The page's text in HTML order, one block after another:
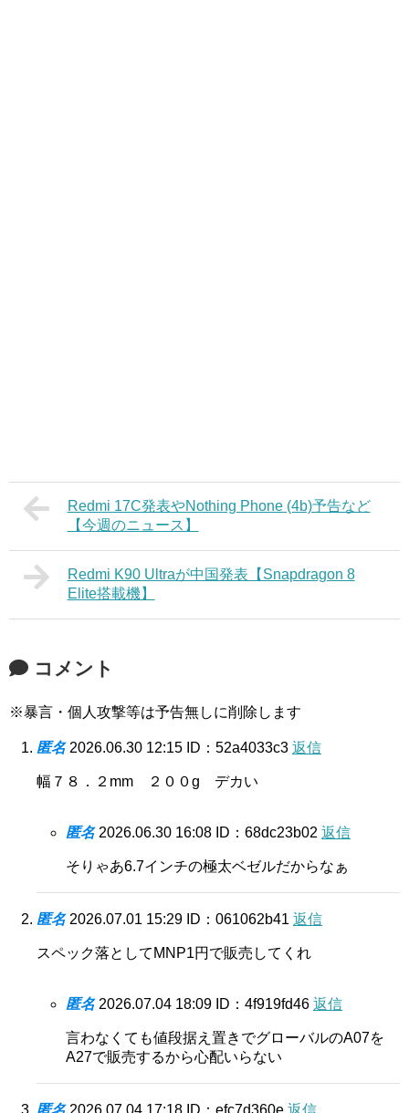
Redmi 17C発表やNothing Phone (4b)予告など
【今週のニュース】
Redmi K90 Ultraが中国発表【Snapdragon 8
Elite搭載機】
コメント
※暴言・個人攻撃等は予告無しに削除します
匿名 2026.06.30 12:15 ID：52a4033c3 返信
幅７８．２mm ２００g デカい
匿名 2026.06.30 16:08 ID：68dc23b02 返信
そりゃあ6.7インチの極太ベゼルだからなぁ
匿名 2026.07.01 15:29 ID：061062b41 返信
スペック落としてMNP1円で販売してくれ
匿名 2026.07.04 18:09 ID：4f919fd46 返信
言わなくても値段据え置きでグローバルのA07を
A27で販売するから心配いらない